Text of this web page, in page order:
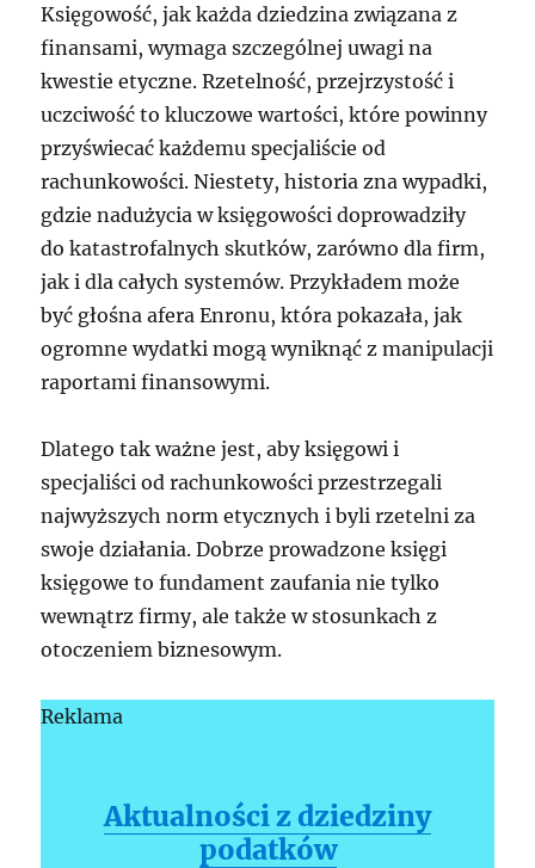
Księgowość, jak każda dziedzina związana z
finansami, wymaga szczególnej uwagi na
kwestie etyczne. Rzetelność, przejrzystość i
uczciwość to kluczowe wartości, które powinny
przyświecać każdemu specjaliście od
rachunkowości. Niestety, historia zna wypadki,
gdzie nadużycia w księgowości doprowadziły
do katastrofalnych skutków, zarówno dla firm,
jak i dla całych systemów. Przykładem może
być głośna afera Enronu, która pokazała, jak
ogromne wydatki mogą wyniknąć z manipulacji
raportami finansowymi.
Dlatego tak ważne jest, aby księgowi i
specjaliści od rachunkowości przestrzegali
najwyższych norm etycznych i byli rzetelni za
swoje działania. Dobrze prowadzone księgi
księgowe to fundament zaufania nie tylko
wewnątrz firmy, ale także w stosunkach z
otoczeniem biznesowym.
Reklama
Aktualności z dziedziny
podatków